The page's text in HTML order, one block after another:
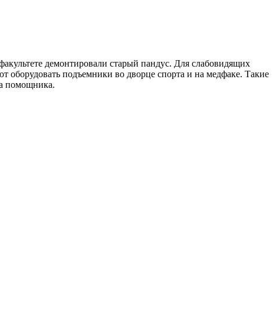
демонтировали старый пандус. Для слабовидящих
оборудовать подъемники во дворце спорта и на медфаке. Такие
помощника.